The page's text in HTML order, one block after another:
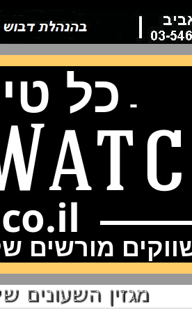
- כל
מורשים